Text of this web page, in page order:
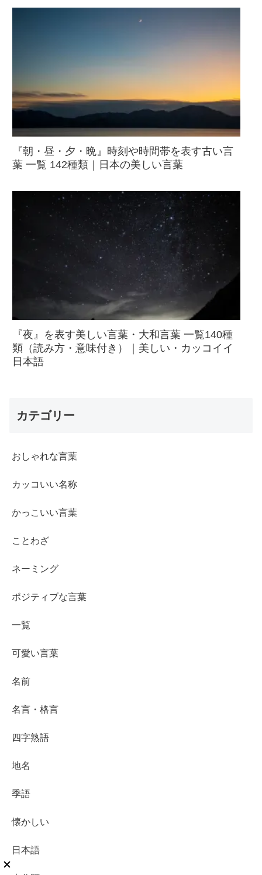
『朝・昼・夕・晩』時刻や時間帯を表す古い言
葉 一覧 142種類｜日本の美しい言葉
『夜』を表す美しい言葉・大和言葉 一覧140種
類（読み方・意味付き）｜美しい・カッコイイ
日本語
カテゴリー
おしゃれな言葉
カッコいい名称
かっこいい言葉
ことわざ
ネーミング
ポジティブな言葉
一覧
可愛い言葉
名前
名言・格言
四字熟語
地名
季語
懐かしい
日本語